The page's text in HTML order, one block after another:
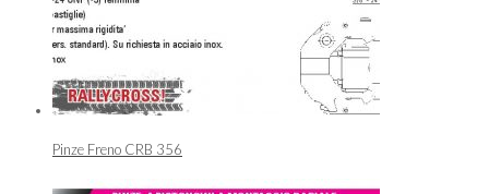
Pinze Freno CRB 356